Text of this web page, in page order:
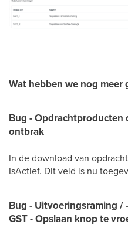
Wat hebben we nog meer
Bug -
ontbrak
In de download van
IsActief. Dit veld is nu
Bug - Uitvoeringsraming /
GST - Opslaan knop te